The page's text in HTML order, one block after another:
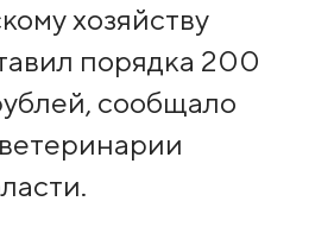
хозяйству
порядка 200
сообщало